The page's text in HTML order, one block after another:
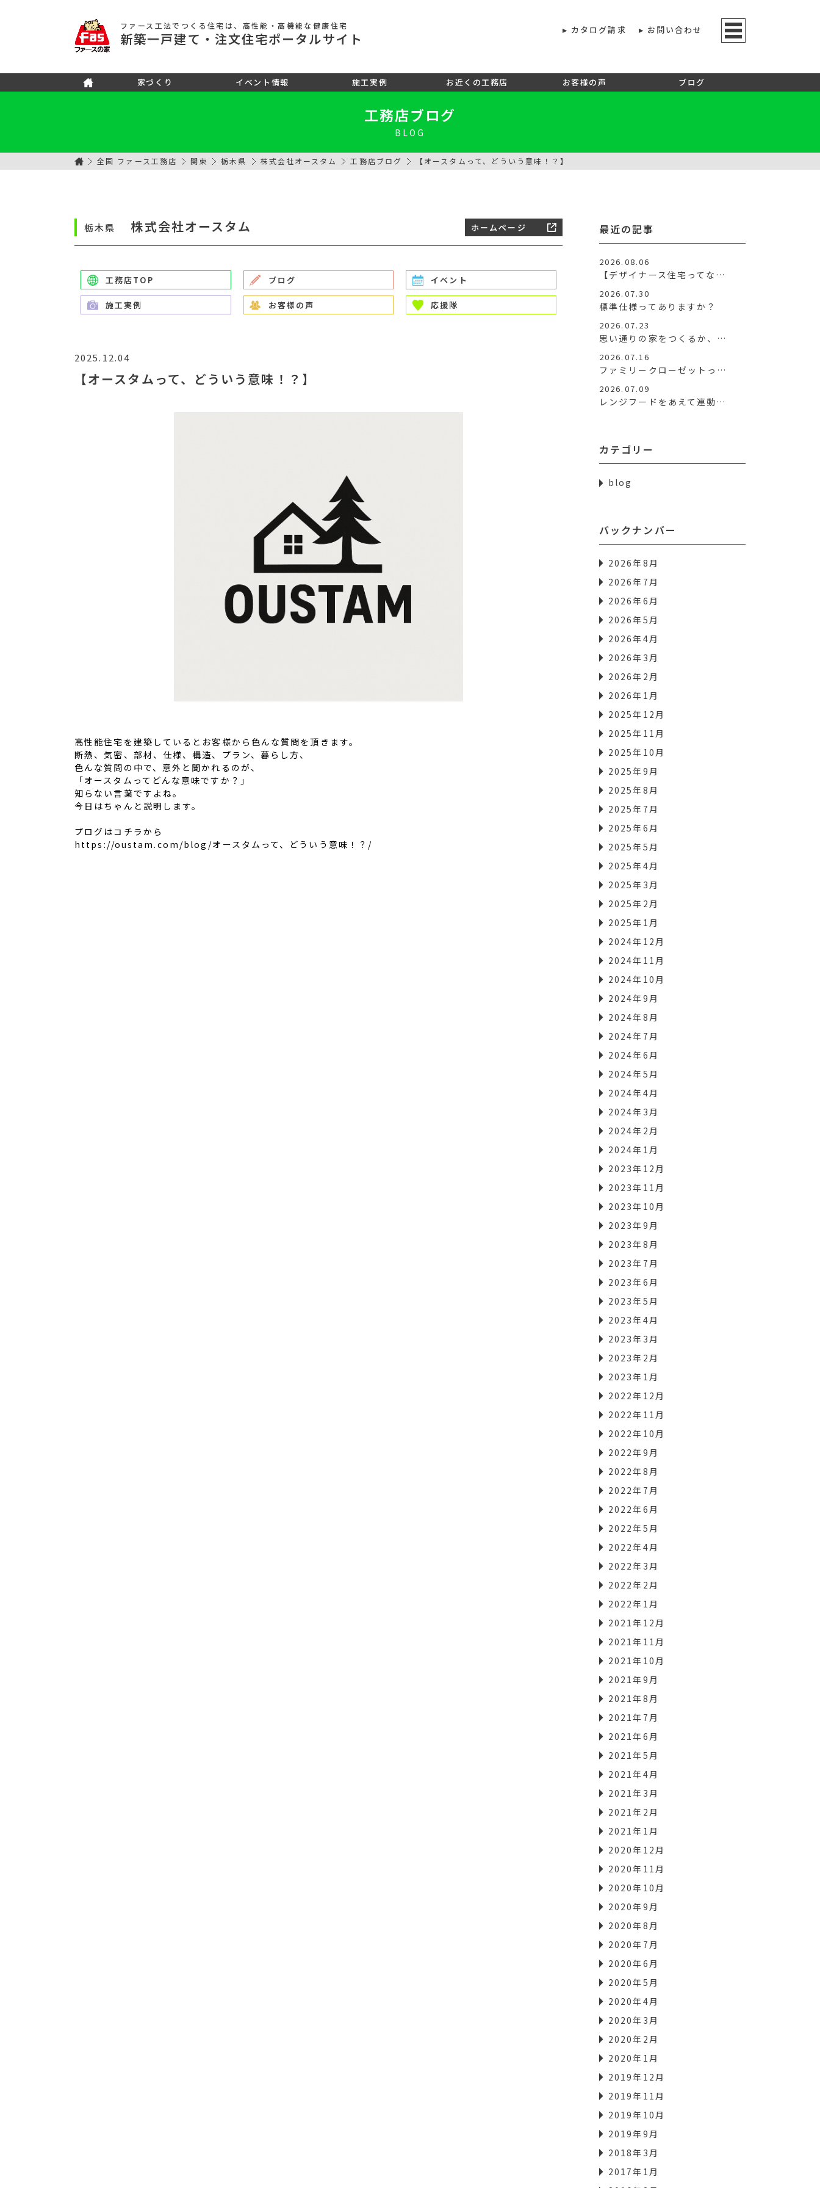
ファース工法でつくる住宅 は、高性能・高機能な健康住宅
新築一戸建て ・注文住宅ポータルサイト
カタログ請求 お問い合わせ
家づくり イベント情報 施工実例 お近くの工務店 お客様の声 ブログ
工務店ブログ
BLOG
全国 ファース工務店 関東 栃木県 株式会社オースタム 工務店ブログ 【オースタムって、どういう意味！？】
栃木県 株式会社オースタム ホームページ
工務店TOP ブログ イベント
施工実例 お客様の声 応援隊
2025.12.04
【オースタムって、どういう意味！？】
高性能住宅を建築しているとお客様から色んな質問を頂きます。
断熱、気密、部材、仕様、構造、プラン、暮らし方、
色んな質問の中で、意外と聞かれるのが、
「オースタムってどんな意味ですか？」
知らない言葉ですよね。
今日はちゃんと説明します。
プログはコチラから
https://oustam.com/blog/オースタムって、どういう意味！？/
最近の記事
2026.08.06
【デザイナース住宅ってな…
2026.07.30
標準仕様ってありますか？
2026.07.23
思い通りの家をつくるか、…
2026.07.16
ファミリークローゼットっ…
2026.07.09
レンジフードをあえて連動…
カテゴリー
blog
バックナンバー
2026年8月
2026年7月
2026年6月
2026年5月
2026年4月
2026年3月
2026年2月
2026年1月
2025年12月
2025年11月
2025年10月
2025年9月
2025年8月
2025年7月
2025年6月
2025年5月
2025年4月
2025年3月
2025年2月
2025年1月
2024年12月
2024年11月
2024年10月
2024年9月
2024年8月
2024年7月
2024年6月
2024年5月
2024年4月
2024年3月
2024年2月
2024年1月
2023年12月
2023年11月
2023年10月
2023年9月
2023年8月
2023年7月
2023年6月
2023年5月
2023年4月
2023年3月
2023年2月
2023年1月
2022年12月
2022年11月
2022年10月
2022年9月
2022年8月
2022年7月
2022年6月
2022年5月
2022年4月
2022年3月
2022年2月
2022年1月
2021年12月
2021年11月
2021年10月
2021年9月
2021年8月
2021年7月
2021年6月
2021年5月
2021年4月
2021年3月
2021年2月
2021年1月
2020年12月
2020年11月
2020年10月
2020年9月
2020年8月
2020年7月
2020年6月
2020年5月
2020年4月
2020年3月
2020年2月
2020年1月
2019年12月
2019年11月
2019年10月
2019年9月
2018年3月
2017年1月